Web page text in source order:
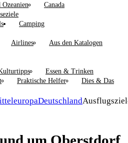
Ozeanien
Canada
Camping
Airlines
Aus den Katalogen
Essen & Trinken
Praktische Helfer
Dies & Das
Deutschland